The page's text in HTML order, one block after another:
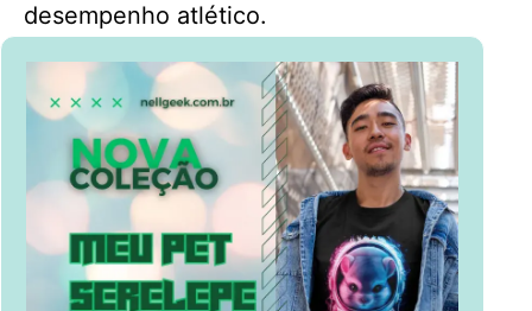
desempenho atlético.